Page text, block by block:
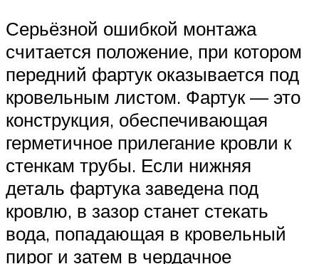
Серьёзной ошибкой монтажа
считается положение, при котором
передний фартук оказывается под
кровельным листом. Фартук — это
конструкция, обеспечивающая
герметичное прилегание кровли к
стенкам трубы. Если нижняя
деталь фартука заведена под
кровлю, в зазор станет стекать
вода, попадающая в кровельный
пирог и затем в чердачное